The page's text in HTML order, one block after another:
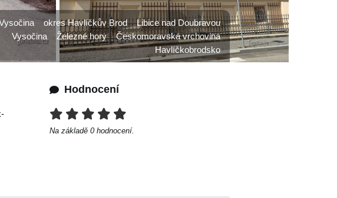
Hodnocení
Na základě 0 hodnocení.
okres Havlíčkův Brod
Libice nad Doubravou
Vysočina
Železné hory
Českomoravská vrchovina
Havlíčkobrodsko